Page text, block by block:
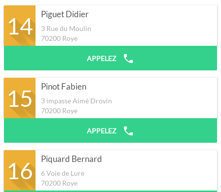
14 Piguet Didier
3 Rue du Moulin
70200 Roye
APPELEZ
15 Pinot Fabien
3 impasse Aimé Drovin
70200 Roye
APPELEZ
16 Piquard Bernard
6 Voie de Lure
70200 Roye